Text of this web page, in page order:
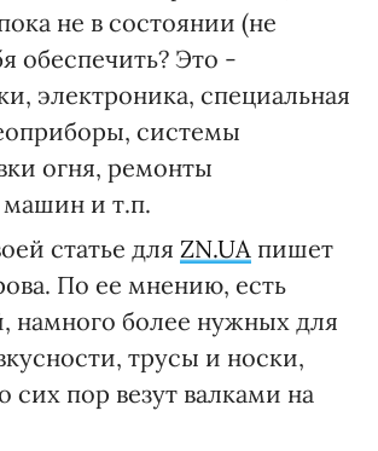
не в состоянии (не
обеспечить? Это -
электроника, специальная
системы
огня, ремонты
и т.п.
статье для ZN.UA пишет
По ее мнению, есть
намного более нужных для
трусы и носки,
сих пор везут валками на